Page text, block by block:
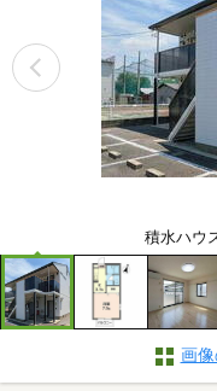
積水ハウ
画像